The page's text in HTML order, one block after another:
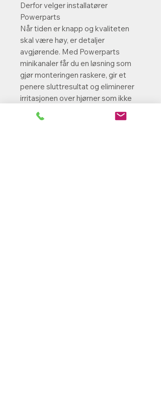
Derfor velger installatører
Powerparts
Når tiden er knapp og kvaliteten
skal være høy, er detaljer
avgjørende. Med Powerparts
minikanaler får du en løsning som
gjør monteringen raskere, gir et
penere sluttresultat og eliminerer
irritasjonen over hjørner som ikke
passer. Fleksible hjørner, flere
størrelser og høy kvalitet gjør